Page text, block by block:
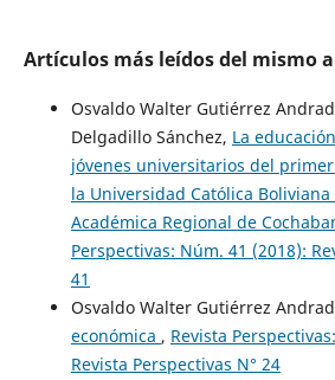
Artículos más leídos del mismo
Osvaldo Walter Gutiérrez
Delgadillo Sánchez, La
jóvenes universitarios del
la Universidad Católica Boliviana
Académica Regional de
Perspectivas: Núm. 41 (2018):
41
Osvaldo Walter Gutiérrez
económica , Revista
Revista Perspectivas N° 24